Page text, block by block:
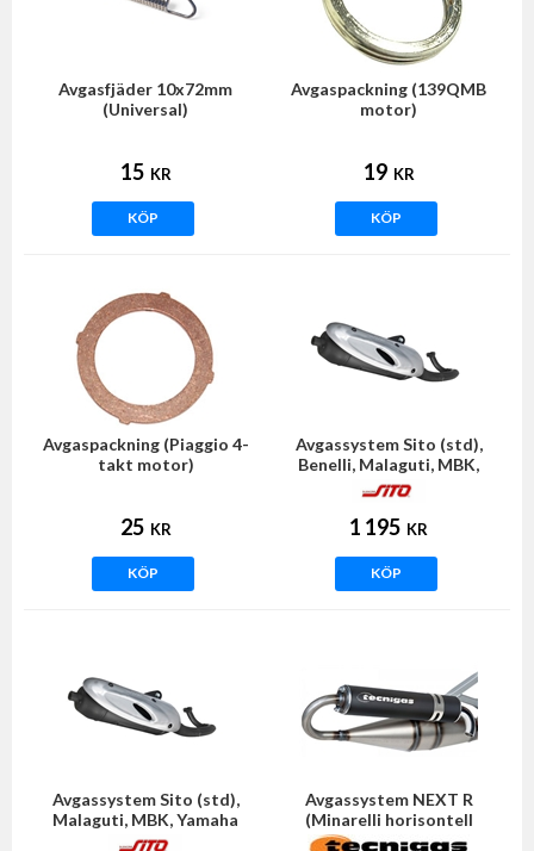
Avgasfjäder 10x72mm
(Universal)
15 KR
KÖP
Avgaspackning (139QMB
motor)
19 KR
KÖP
Avgaspackning (Piaggio 4-
takt motor)
25 KR
KÖP
Avgassystem Sito (std),
Benelli, Malaguti, MBK,
Rieju, Yamaha
1 195 KR
KÖP
Avgassystem Sito (std),
Malaguti, MBK, Yamaha
Avgassystem NEXT R
(Minarelli horisontell
motor)